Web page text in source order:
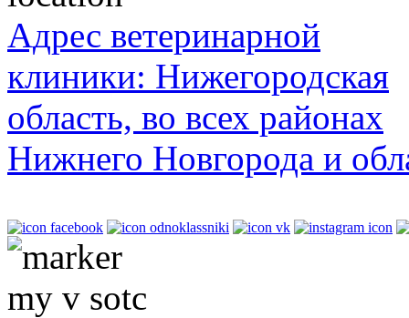
Адрес ветеринарной
клиники: Нижегородская
область, во всех районах
Нижнего Новгорода и